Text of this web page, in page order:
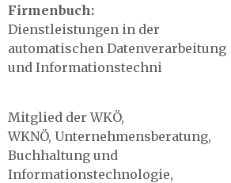
Firmenbuch:
Dienstleistungen in der
automatischen Datenverarbeitung
und Informationstechni
Mitglied der WKÖ,
WKNÖ, Unternehmensberatung,
Buchhaltung und
Informationstechnologie,